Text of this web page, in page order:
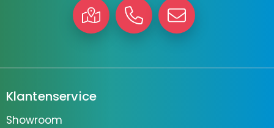
Klantenservice
Showroom